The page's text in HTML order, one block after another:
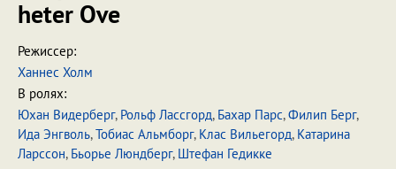
heter Ove
Режиссер:
Ханнес Холм
В ролях:
Юхан Видерберг, Рольф Лассгорд, Бахар Парс,Филип Берг,
Ида Энгволь,Тобиас Альмборг, Клас Вильегорд, Катарина
Ларссон, Бьорье Люндберг, Штефан Гедикке